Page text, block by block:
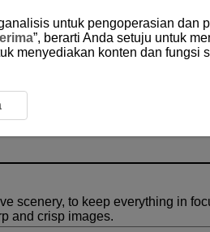
scenery, to keep everything in
and crisp images.
untuk pengoperasian dan
”, berarti Anda setuju untuk
menyediakan konten dan fungsi